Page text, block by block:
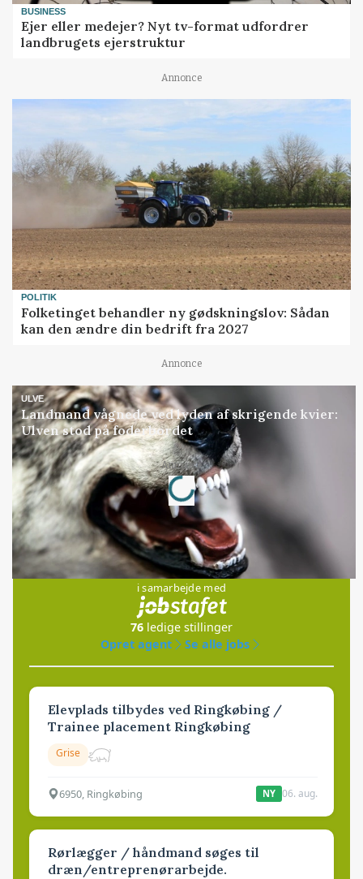
BUSINESS
Ejer eller medejer? Nyt tv-format udfordrer
landbrugets ejerstruktur
Annonce
POLITIK
Folketinget behandler ny gødskningslov: Sådan
kan den ændre din bedrift fra 2027
Annonce
ULVE
Landmand vågnede ved lyden af skrigende kvier:
Ulven stod på foderbordet
Annonce
Loading...
Jobs
i samarbejde med
76 ledige stillinger
Opret agent
Se alle jobs
Elevplads tilbydes ved Ringkøbing /
Trainee placement Ringkøbing
Grise
6950, Ringkøbing NY 06. aug.
Rørlægger / håndmand søges til
dræn/entreprenørarbejde.